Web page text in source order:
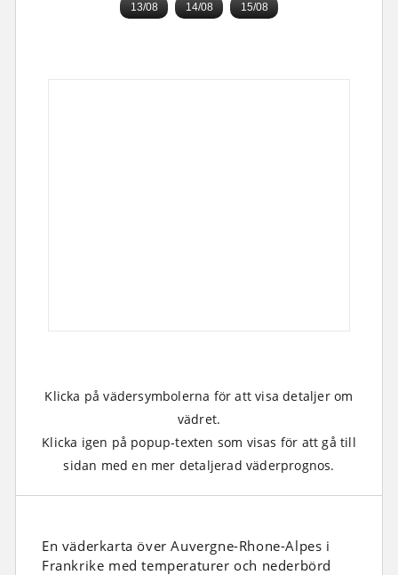
13/08 14/08 15/08
Klicka på vädersymbolerna för att visa detaljer om
vädret.
Klicka igen på popup-texten som visas för att gå till
sidan med en mer detaljerad väderprognos.
En väderkarta över Auvergne-Rhone-Alpes i
Frankrike med temperaturer och nederbörd